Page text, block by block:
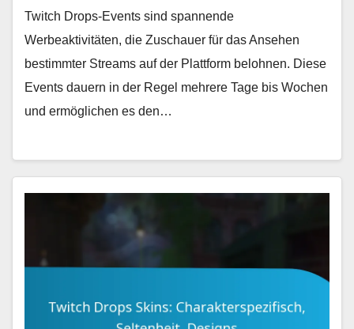
Twitch Drops-Events sind spannende
Werbeaktivitäten, die Zuschauer für das Ansehen
bestimmter Streams auf der Plattform belohnen. Diese
Events dauern in der Regel mehrere Tage bis Wochen
und ermöglichen es den…